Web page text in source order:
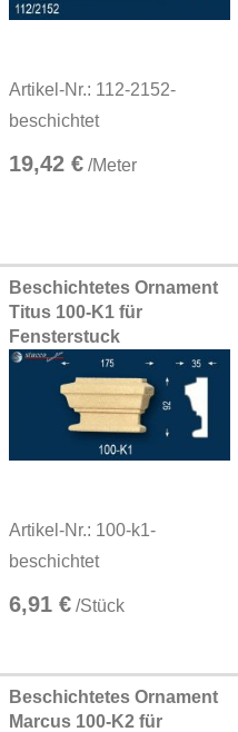
Artikel-Nr.: 112-2152-
beschichtet
19,42 € /Meter
Beschichtetes Ornament
Titus 100-K1 für
Fensterstuck
Artikel-Nr.: 100-k1-
beschichtet
6,91 € /Stück
Beschichtetes Ornament
Marcus 100-K2 für